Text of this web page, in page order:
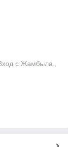
с Жамбыла.,